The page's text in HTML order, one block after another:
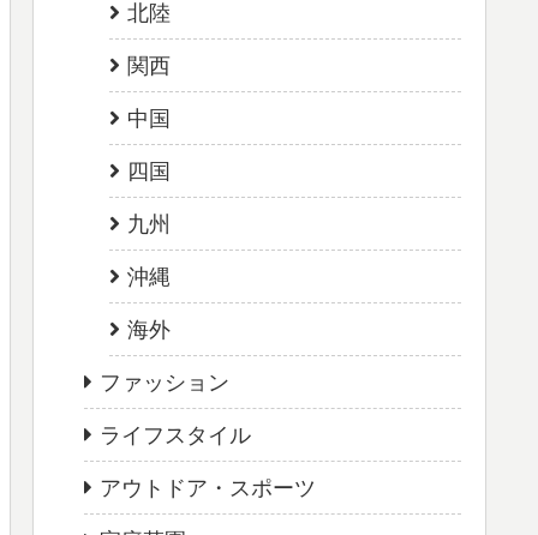
北陸
関西
中国
四国
九州
沖縄
海外
ファッション
ライフスタイル
アウトドア・スポーツ